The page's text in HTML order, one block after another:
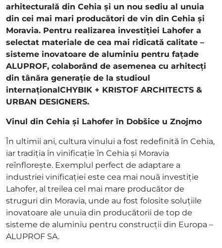
arhitecturală din Cehia și un nou sediu al unuia
din cei mai mari producători de vin din Cehia și
Moravia. Pentru realizarea investiției Lahofer a
selectat materiale de cea mai ridicată calitate –
sisteme inovatoare de aluminiu pentru fațade
ALUPROF, colaborând de asemenea cu arhitecți
din tânăra generație de la studioul
internaționalCHYBIK + KRISTOF ARCHITECTS &
URBAN DESIGNERS.
Vinul din Cehia și Lahofer în Dobšice u Znojmo
În ultimii ani, cultura vinului a fost redefinită în Cehia,
iar tradiția în vinificație în Cehia și Moravia
reînflorește. Exemplul perfect de adaptare a
industriei vinificației este cea mai nouă investiție
Lahofer, al treilea cel mai mare producător de
struguri din Moravia, unde au fost folosite soluțiile
inovatoare ale unuia din producătorii de top de
sisteme de aluminiu pentru construcții din Europa –
ALUPROF SA.